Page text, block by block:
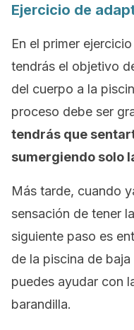
Ejercicio de
En el primer
tendrás el objetivo
del cuerpo a la
proceso debe ser
tendrás que
sumergiendo solo
Más tarde, cuando
sensación de tener
siguiente paso es
de la piscina de
puedes ayudar con
barandilla.